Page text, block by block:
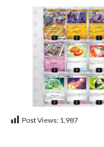
Post Views: 1,987